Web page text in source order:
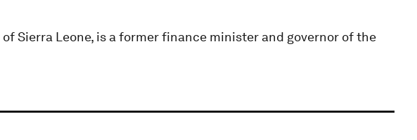
Sierra Leone, is a former finance minister and governor of the